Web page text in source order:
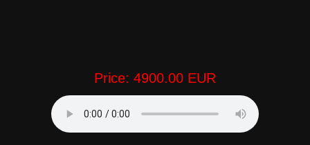
Price: 4900.00 EUR